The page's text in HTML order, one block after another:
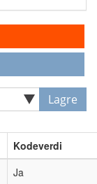
Lagre
Kodeverdi
Ja